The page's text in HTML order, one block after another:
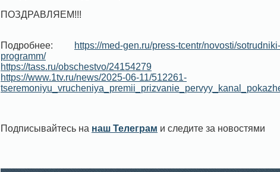
ПОЗДРАВЛЯЕМ!!!
Подробнее:
https://med-gen.ru/press-tcentr/novosti/
programm/
https://tass.ru/obschestvo/24154279
https://www.1tv.ru/news/2025-06-11/512261-
Подписывайтесь на наш Телеграм и следите за новостями